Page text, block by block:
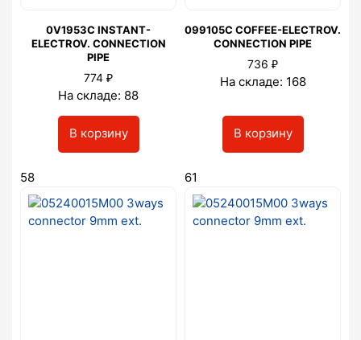
0V1953C INSTANT-
ELECTROV. CONNECTION
PIPE
774 ₽
На складе: 88
В корзину
099105C COFFEE-ELECTROV.
CONNECTION PIPE
736 ₽
На складе: 168
В корзину
58 61